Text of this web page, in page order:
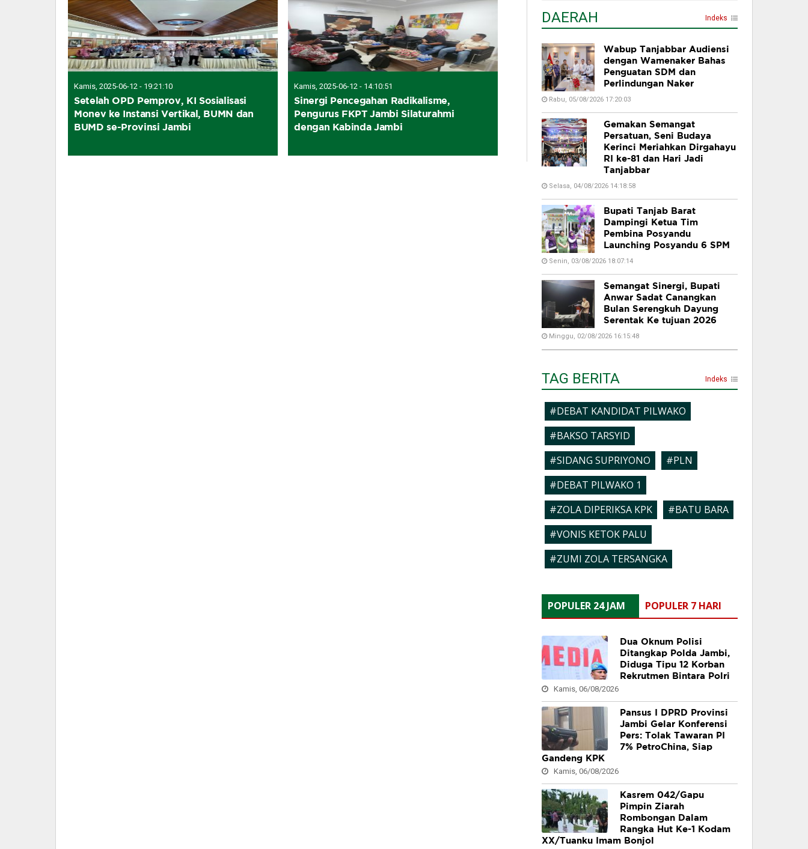
Kamis, 2025-06-12 - 19:21:10
Setelah OPD Pemprov, KI Sosialisasi
Monev ke Instansi Vertikal, BUMN dan
BUMD se-Provinsi Jambi
Kamis, 2025-06-12 - 14:10:51
Sinergi Pencegahan Radikalisme,
Pengurus FKPT Jambi Silaturahmi
dengan Kabinda Jambi
DAERAH Indeks
Wabup Tanjabbar Audiensi
dengan Wamenaker Bahas
Penguatan SDM dan
Perlindungan Naker
Rabu, 05/08/2026 17:20:03
Gemakan Semangat
Persatuan, Seni Budaya
Kerinci Meriahkan Dirgahayu
RI ke-81 dan Hari Jadi
Tanjabbar
Selasa, 04/08/2026 14:18:58
Bupati Tanjab Barat
Dampingi Ketua Tim
Pembina Posyandu
Launching Posyandu 6 SPM
Senin, 03/08/2026 18:07:14
Semangat Sinergi, Bupati
Anwar Sadat Canangkan
Bulan Serengkuh Dayung
Serentak Ke tujuan 2026
Minggu, 02/08/2026 16:15:48
TAG BERITA Indeks
#DEBAT KANDIDAT PILWAKO
#BAKSO TARSYID
#SIDANG SUPRIYONO
#PLN
#DEBAT PILWAKO 1
#ZOLA DIPERIKSA KPK
#BATU BARA
#VONIS KETOK PALU
#ZUMI ZOLA TERSANGKA
POPULER 24 JAM POPULER 7 HARI
Dua Oknum Polisi
Ditangkap Polda Jambi,
Diduga Tipu 12 Korban
Rekrutmen Bintara Polri
Kamis, 06/08/2026
Pansus I DPRD Provinsi
Jambi Gelar Konferensi
Pers: Tolak Tawaran PI
7% PetroChina, Siap
Gandeng KPK
Kamis, 06/08/2026
Kasrem 042/Gapu
Pimpin Ziarah
Rombongan Dalam
Rangka Hut Ke-1 Kodam
XX/Tuanku Imam Bonjol